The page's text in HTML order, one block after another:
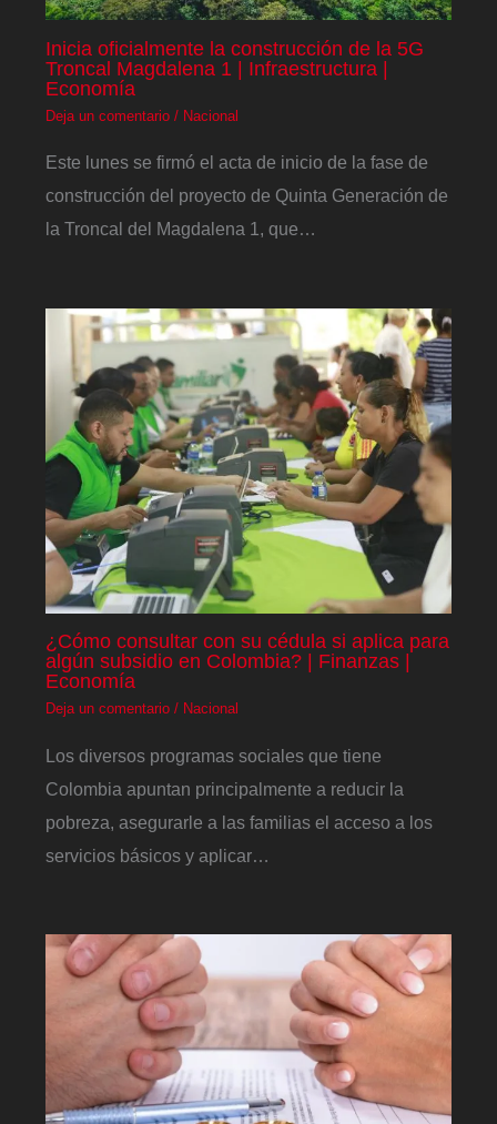
Inicia oficialmente la construcción de la 5G
Troncal Magdalena 1 | Infraestructura |
Economía
Deja un comentario / Nacional
Este lunes se firmó el acta de inicio de la fase de
construcción del proyecto de Quinta Generación de
la Troncal del Magdalena 1, que…
¿Cómo consultar con su cédula si aplica para
algún subsidio en Colombia? | Finanzas |
Economía
Deja un comentario / Nacional
Los diversos programas sociales que tiene
Colombia apuntan principalmente a reducir la
pobreza, asegurarle a las familias el acceso a los
servicios básicos y aplicar…